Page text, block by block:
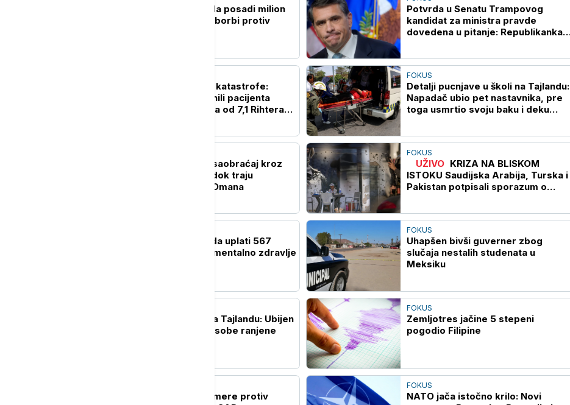
Singapur planira da posadi milion
stabala drveća, u borbi protiv
Potvrda u Senatu Trampovog
kandidat za ministra pravde
dovedena u pitanje: Republikanka
Herojstvo u senci katastrofe:
Hirurzi telima branili pacijenta
tokom zemljotresa od 7,1 Rihtera
FOKUS
Detalji pucnjave u školi na Tajlandu:
Napadač ubio pet nastavnika, pre
toga usmrtio svoju baku i deku
Smanjen brodski saobraćaj kroz
Ormuski moreuz dok traju
pregovori Irana i Omana
FOKUS
UŽIVO
ISTOKU Saudijska Arabija, Turska i
Pakistan potpisali sporazum o
Sud naložio Meti da uplati 567
miliona dolara za mentalno zdravlje
FOKUS
Uhapšen bivši guverner zbog
slučaja nestalih studenata u
Meksiku
Pucnjava u školi na Tajlandu: Ubijen
nastavnik, četiri osobe ranjene
FOKUS
Zemljotres jačine 5 stepeni
pogodio Filipine
Kina uvodi kontramere protiv
FOKUS
NATO jača istočno krilo: Novi